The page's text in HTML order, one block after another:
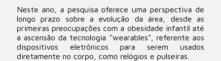
Neste ano, a pesquisa oferece uma perspectiva de
longo prazo sobre a evolução da área, desde as
primeiras preocupações com a obesidade infantil até
a ascensão da tecnologia "wearables", referente aos
dispositivos eletrônicos para serem usados
diretamente no corpo, como relógios e pulseiras.